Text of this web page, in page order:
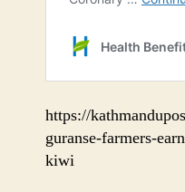
https://
guranse-farmers-
kiwi